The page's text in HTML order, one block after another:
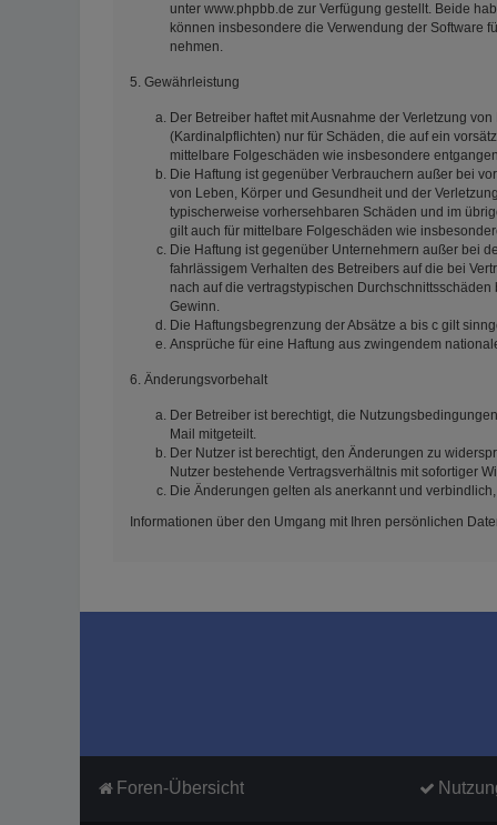
unter www.phpbb.de zur Verfügung gestellt. Beide
können insbesondere die Verwendung der Software
nehmen.
5. Gewährleistung
Der Betreiber haftet mit Ausnahme der Verletzung
(Kardinalpflichten) nur für Schäden, die auf ein
mittelbare Folgeschäden wie insbesondere
Die Haftung ist gegenüber Verbrauchern außer bei
von Leben, Körper und Gesundheit und der
typischerweise vorhersehbaren Schäden und im
gilt auch für mittelbare Folgeschäden wie
Die Haftung ist gegenüber Unternehmern außer bei
fahrlässigem Verhalten des Betreibers auf die bei
nach auf die vertragstypischen
Gewinn.
Die Haftungsbegrenzung der Absätze a bis c gilt
Ansprüche für eine Haftung aus zwingendem
6. Änderungsvorbehalt
Der Betreiber ist berechtigt, die
Mail mitgeteilt.
Der Nutzer ist berechtigt, den Änderungen zu
Nutzer bestehende Vertragsverhältnis mit sofortiger
Die Änderungen gelten als anerkannt und
Informationen über den Umgang mit Ihren persönlichen
Foren-Übersicht